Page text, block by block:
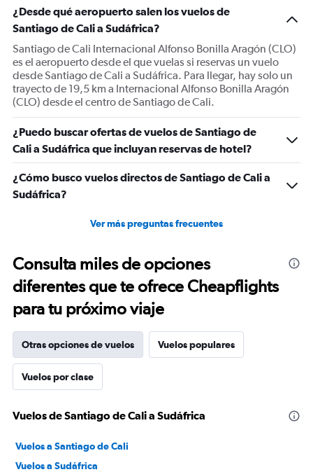
¿Desde qué aeropuerto salen los vuelos de
Santiago de Cali a Sudáfrica?
Santiago de Cali Internacional Alfonso Bonilla Aragón (CLO)
es el aeropuerto desde el que vuelas si reservas un vuelo
desde Santiago de Cali a Sudáfrica. Para llegar, hay solo un
trayecto de 19,5 km a Internacional Alfonso Bonilla Aragón
(CLO) desde el centro de Santiago de Cali.
¿Puedo buscar ofertas de vuelos de Santiago de
Cali a Sudáfrica que incluyan reservas de hotel?
¿Cómo busco vuelos directos de Santiago de Cali a
Sudáfrica?
Ver más preguntas frecuentes
Consulta miles de opciones
diferentes que te ofrece Cheapflights
para tu próximo viaje
Otras opciones de vuelos Vuelos populares
Vuelos por clase
Vuelos de Santiago de Cali a Sudáfrica
Vuelos a Santiago de Cali
Vuelos a Sudáfrica